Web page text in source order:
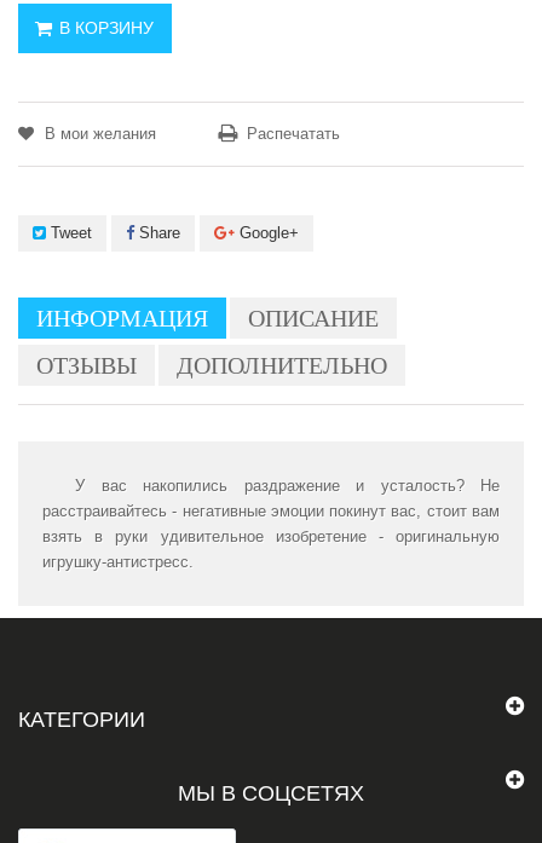
В КОРЗИНУ
В мои желания Распечатать
Tweet Share Google+
ИНФОРМАЦИЯ
ОПИСАНИЕ
ОТЗЫВЫ
ДОПОЛНИТЕЛЬНО
У вас накопились раздражение и усталость? Не
расстраивайтесь - негативные эмоции покинут вас, стоит вам
взять в руки удивительное изобретение - оригинальную
игрушку-антистресс.
КАТЕГОРИИ
МЫ В СОЦСЕТЯХ